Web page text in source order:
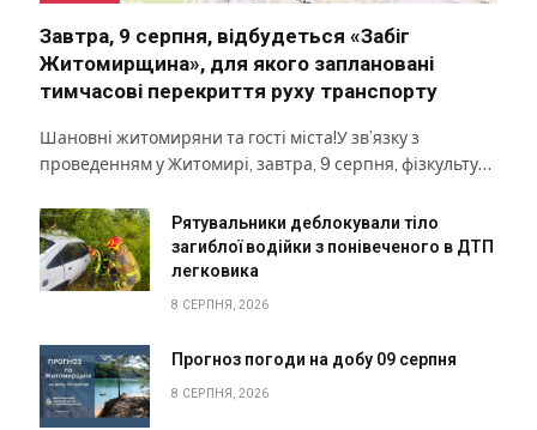
Завтра, 9 серпня, відбудеться «Забіг
Житомирщина», для якого заплановані
тимчасові перекриття руху транспорту
Шановні житомиряни та гості міста!У зв’язку з
проведенням у Житомирі, завтра, 9 серпня, фізкульту…
Рятувальники деблокували тіло
загиблої водійки з понівеченого в ДТП
легковика
8 СЕРПНЯ, 2026
Прогноз погоди на добу 09 серпня
8 СЕРПНЯ, 2026